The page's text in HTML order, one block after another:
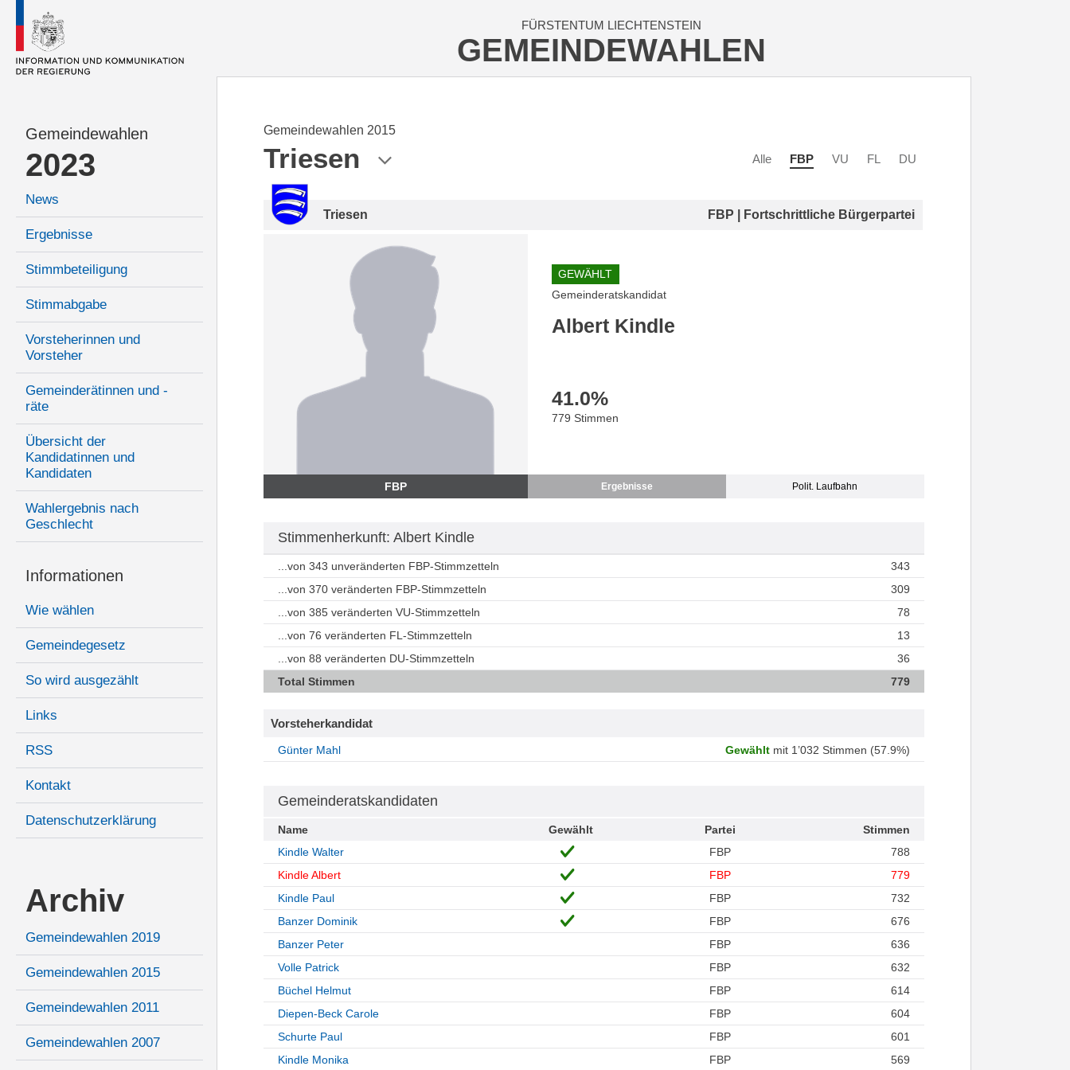
FÜRSTENTUM LIECHTENSTEIN
GEMEINDEWAHLEN
Gemeindewahlen
2023
News
Ergebnisse
Stimmbeteiligung
Stimmabgabe
Vorsteherinnen und
Vorsteher
Gemeinderätinnen und -
räte
Übersicht der
Kandidatinnen und
Kandidaten
Wahlergebnis nach
Geschlecht
Informationen
Wie wählen
Gemeindegesetz
So wird ausgezählt
Links
RSS
Kontakt
Datenschutzerklärung
Archiv
Gemeindewahlen 2019
Gemeindewahlen 2015
Gemeindewahlen 2011
Gemeindewahlen 2007
Gemeindewahlen 2015
Triesen Alle FBP VU FL DU
Triesen FBP | Fortschrittliche Bürgerpartei
FBP
GEWÄHLT
Gemeinderatskandidat
Albert Kindle
41.0%
779 Stimmen
Ergebnisse Polit. Laufbahn
Stimmenherkunft: Albert Kindle
...von 343 unveränderten FBP-Stimmzetteln
343
...von 370 veränderten FBP-Stimmzetteln
309
...von 385 veränderten VU-Stimmzetteln
78
...von 76 veränderten FL-Stimmzetteln
13
...von 88 veränderten DU-Stimmzetteln
36
Total Stimmen
779
Vorsteherkandidat
Günter Mahl Gewähltmit 1’032 Stimmen (57.9%)
Gemeinderatskandidaten
Name Gewählt Partei
Stimmen
Kindle Walter
FBP
788
Kindle Albert
FBP
779
Kindle Paul
FBP
732
Banzer Dominik
FBP
676
Banzer Peter
FBP
636
Volle Patrick
FBP
632
Büchel Helmut
FBP
614
Diepen-Beck Carole
FBP
604
Schurte Paul
FBP
601
Kindle Monika
FBP 569